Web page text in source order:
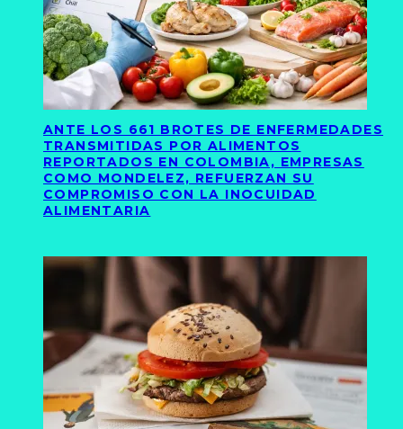
ANTE LOS 661 BROTES DE ENFERMEDADES
TRANSMITIDAS POR ALIMENTOS
REPORTADOS EN COLOMBIA, EMPRESAS
COMO MONDELEZ, REFUERZAN SU
COMPROMISO CON LA INOCUIDAD
ALIMENTARIA